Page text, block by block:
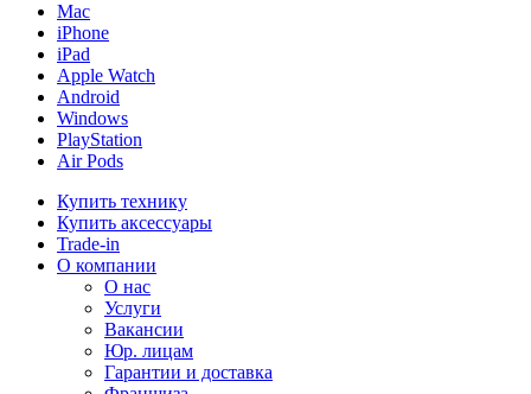
Mac
iPhone
iPad
Apple Watch
Android
Windows
PlayStation
Air Pods
Купить технику
Купить аксессуары
Trade-in
О компании
О нас
Услуги
Вакансии
Юр. лицам
Гарантии и доставка